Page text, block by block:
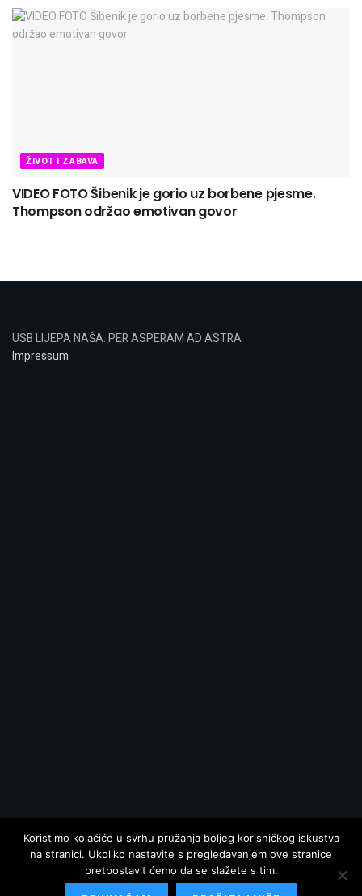
ŽIVOT I ZABAVA
VIDEO FOTO Šibenik je gorio uz borbene pjesme.
Thompson održao emotivan govor
USB LIJEPA NAŠA: PER ASPERAM AD ASTRA
Impressum
Koristimo kolačiće u svrhu pružanja boljeg korisničkog iskustva
na stranici. Ukoliko nastavite s pregledavanjem ove stranice
pretpostavit ćemo da se slažete s tim.